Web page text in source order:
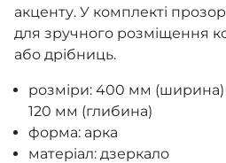
акценту. У комплекті
для зручного розміщення
або дрібниць.
розміри: 400 мм (ширина)
120 мм (глибина)
форма: арка
матеріал: дзеркало